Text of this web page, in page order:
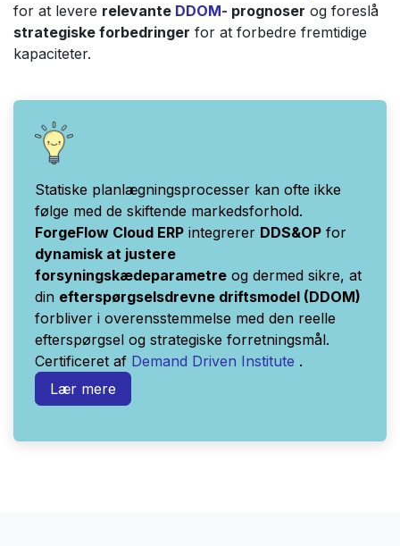
for at levere relevante DDOM- prognoser og foreslå
strategiske forbedringer for at forbedre fremtidige
kapaciteter.
Statiske planlægningsprocesser kan ofte ikke
følge med de skiftende markedsforhold.
ForgeFlow Cloud ERP integrerer DDS&OP for
dynamisk at justere
forsyningskædeparametre og dermed sikre, at
din efterspørgselsdrevne driftsmodel (DDOM)
forbliver i overensstemmelse med den reelle
efterspørgsel og strategiske forretningsmål.
Certificeret af Demand Driven Institute .
Lær mere